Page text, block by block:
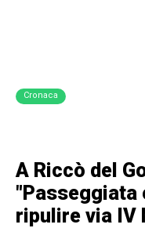
Cronaca
A Riccò del
"Passeggiata
ripulire via IV